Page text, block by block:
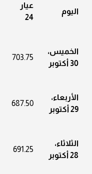
اليوم
عيار
24
الخميس،
30 أكتوبر
703.75
الأربعاء،
29 أكتوبر
687.50
الثلاثاء،
28 أكتوبر
691.25